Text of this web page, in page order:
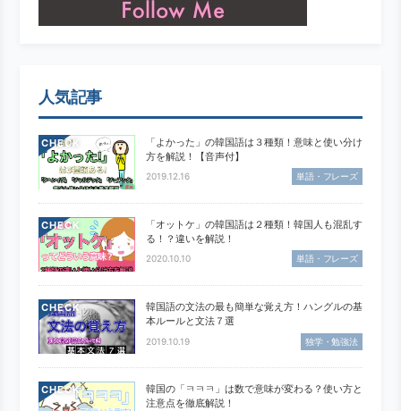
人気記事
CHECK
「よかった」の韓国語は３種類！意味と使い分け
方を解説！【音声付】
2019.12.16 単語・フレーズ
CHECK
「オットケ」の韓国語は２種類！韓国人も混乱す
る！？違いを解説！
2020.10.10 単語・フレーズ
CHECK
韓国語の文法の最も簡単な覚え方！ハングルの基
本ルールと文法７選
2019.10.19 独学・勉強法
CHECK
韓国の「ㅋㅋㅋ」は数で意味が変わる？使い方と
注意点を徹底解説！